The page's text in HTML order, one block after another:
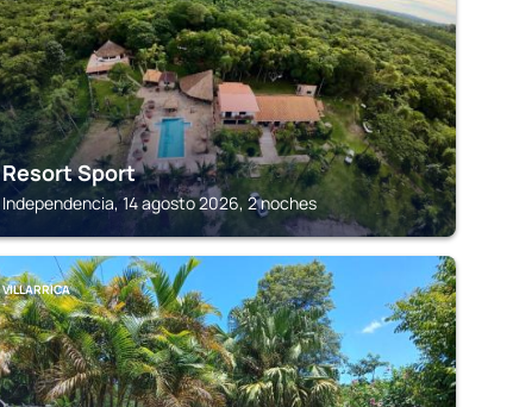
Resort Sport
Independencia, 14 agosto 2026, 2 noches
VILLARRICA